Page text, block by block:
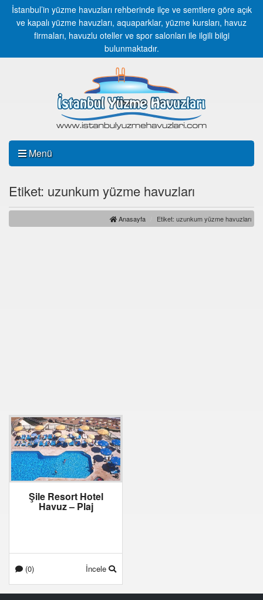
İstanbul’in yüzme havuzları rehberinde ilçe ve semtlere göre açık
ve kapalı yüzme havuzları, aquaparklar, yüzme kursları, havuz
firmaları, havuzlu oteller ve spor salonları ile ilgili bilgi
bulunmaktadır.
Menü
Etiket: uzunkum yüzme havuzları
Anasayfa Etiket: uzunkum yüzme havuzları
Şile Resort Hotel
Havuz – Plaj
(0) İncele